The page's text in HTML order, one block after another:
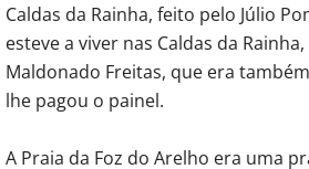
Caldas da Rainha, feito pelo Júlio
esteve a viver nas Caldas da
Maldonado Freitas, que era
lhe pagou o painel.
A Praia da Foz do Arelho era uma